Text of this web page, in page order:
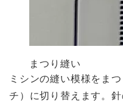
まつり縫い
ミシンの縫い模様をま
チ）に切り替えます。